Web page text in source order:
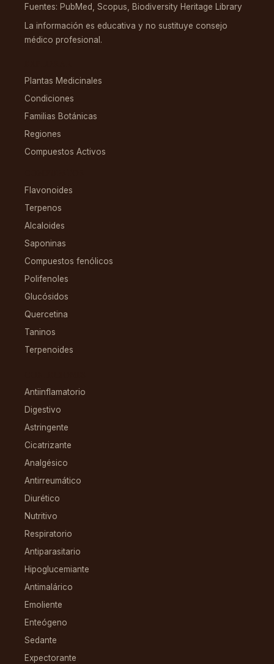
Fuentes: PubMed, Scopus, Biodiversity Heritage Library
La información es educativa y no sustituye consejo
médico profesional.
Plantas Medicinales
Condiciones
Familias Botánicas
Regiones
Compuestos Activos
Flavonoides
Terpenos
Alcaloides
Saponinas
Compuestos fenólicos
Polifenoles
Glucósidos
Quercetina
Taninos
Terpenoides
Antiinflamatorio
Digestivo
Astringente
Cicatrizante
Analgésico
Antirreumático
Diurético
Nutritivo
Respiratorio
Antiparasitario
Hipoglucemiante
Antimalárico
Emoliente
Enteógeno
Sedante
Expectorante